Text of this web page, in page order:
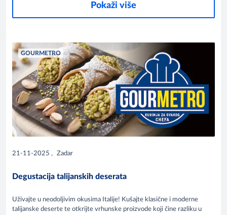
Pokaži više
GOURMETRO
21-11-2025 , Zadar
Degustacija talijanskih deserata
Uživajte u neodoljivim okusima Italije! Kušajte klasične i moderne
talijanske deserte te otkrijte vrhunske proizvode koji čine razliku u